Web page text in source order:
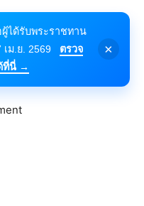
ได้รับพระราชทาน
ม.ย. 2569
ตรวจ
ที่นี่ →
×